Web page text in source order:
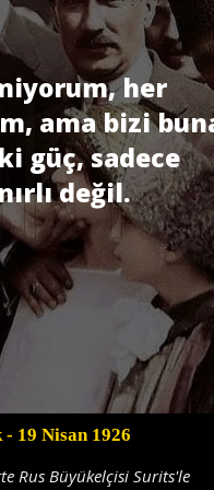
her
ama bizi
güç, sadece
değil.
- 19 Nisan 1926
Rus Büyükelçisi Surits'le